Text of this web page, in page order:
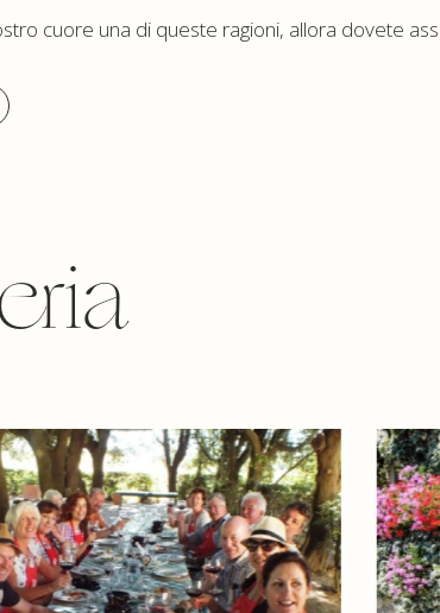
cuore una di queste ragioni, allora dovete